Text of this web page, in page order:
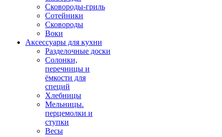
Сковороды-гриль
Сотейники
Сковороды
Воки
Аксессуары для кухни
Разделочные доски
Солонки,
перечницы и
ёмкости для
специй
Хлебницы
Мельницы.
перцемолки и
ступки
Весы